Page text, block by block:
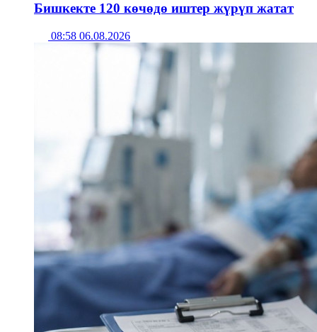
Бишкекте 120 көчөдө иштер жүрүп жатат
08:58 06.08.2026